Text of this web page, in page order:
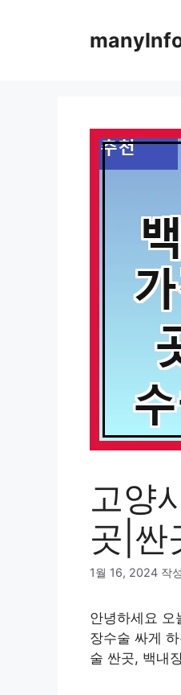
고양
곳|싼
1월 16, 2024 작
안녕하세요 오
장수술 싸게
술 싼곳, 백내